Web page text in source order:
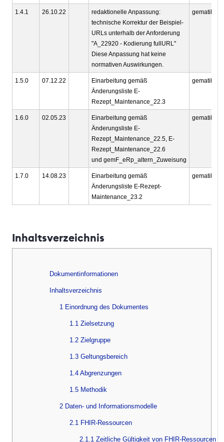
1.4.1 26.10.22
redaktionelle Anpassung:
technische Korrektur der Beispiel-
URLs unterhalb der Anforderung
"A_22920 - Kodierung fullURL"
Diese Anpassung hat keine
normativen Auswirkungen.
gematik
1.5.0 07.12.22
Einarbeitung gemäß
Änderungsliste E-
Rezept_Maintenance_22.3
gematik
1.6.0 02.05.23
Einarbeitung gemäß
Änderungsliste E-
Rezept_Maintenance_22.5, E-
Rezept_Maintenance_22.6
und gemF_eRp_altern_Zuweisung
gematik
1.7.0 14.08.23
Einarbeitung gemäß
Änderungsliste E-Rezept-
Maintenance_23.2
gematik
Inhaltsverzeichnis
Dokumentinformationen
Inhaltsverzeichnis
1 Einordnung des Dokumentes
1.1 Zielsetzung
1.2 Zielgruppe
1.3 Geltungsbereich
1.4 Abgrenzungen
1.5 Methodik
2 Daten- und Informationsmodelle
2.1 FHIR-Ressourcen
2.1.1 Zeitliche Gültigkeit von FHIR-Ressourcen